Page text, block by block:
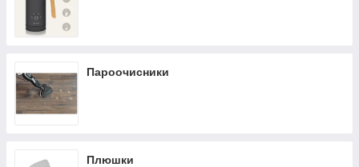
Пароочисники
Плюшки